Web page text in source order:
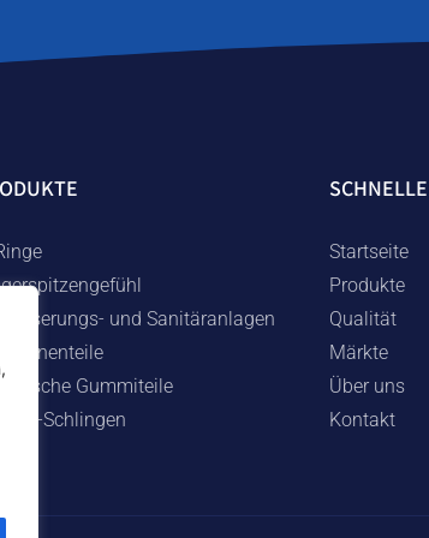
und Sanitäranlagen
Gummiteile
Schlingen
Startseite
Produkte
Qualität
Märkte
Über uns
Kontakt